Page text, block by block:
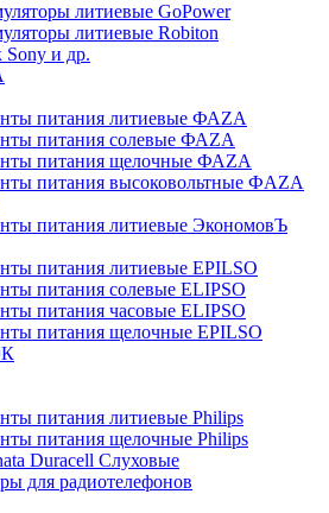
литиевые GoPower
литиевые Robiton
и др.
питания литиевые ФАZА
питания солевые ФАZА
питания щелочные ФАZА
питания высоковольтные ФAZA
питания литиевые ЭкономовЪ
питания литиевые EPILSO
питания солевые ELIPSO
питания часовые ELIPSO
питания щелочные EPILSO
питания литиевые Philips
питания щелочные Philips
Duracell Слуховые
для радиотелефонов